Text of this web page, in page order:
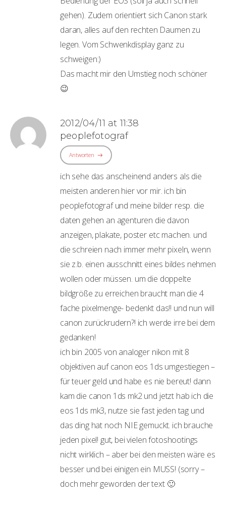
gehen). Zudem orientiert sich Canon stark
daran, alles auf den rechten Daumen zu
legen. Vom Schwenkdisplay ganz zu
schweigen:)
Das macht mir den Umstieg noch schöner
😉
2012/04/11 at 11:38
peoplefotograf
Antworten
ich sehe das anscheinend anders als die
meisten anderen hier vor mir. ich bin
peoplefotograf und meine bilder resp. die
daten gehen an agenturen die davon
anzeigen, plakate, poster etc machen. und
die schreien nach immer mehr pixeln, wenn
sie z.b. einen ausschnitt eines bildes nehmen
wollen oder müssen. um die doppelte
bildgröße zu erreichen braucht man die 4
fache pixelmenge- bedenkt das!! und nun will
canon zurückrudern?! ich werde irre bei dem
gedanken!
ich bin 2005 von analoger nikon mit 8
objektiven auf canon eos 1ds umgestiegen –
für teuer geld und habe es nie bereut! dann
kam die canon 1ds mk2 und jetzt hab ich die
eos 1ds mk3, nutze sie fast jeden tag und
das ding hat noch NIE gemuckt. ich brauche
jeden pixel! gut, bei vielen fotoshootings
nicht wirklich – aber bei den meisten wäre es
besser und bei einigen ein MUSS! (sorry –
doch mehr geworden der text 🙂